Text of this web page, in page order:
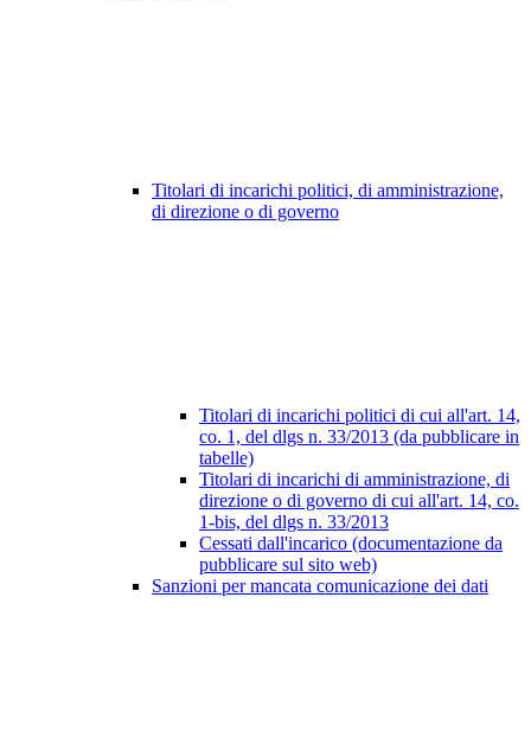
Titolari di incarichi politici, di amministrazione,
di direzione o di governo
Titolari di incarichi politici di cui all'art. 14,
co. 1, del dlgs n. 33/2013 (da pubblicare in
tabelle)
Titolari di incarichi di amministrazione, di
direzione o di governo di cui all'art. 14, co.
1-bis, del dlgs n. 33/2013
Cessati dall'incarico (documentazione da
pubblicare sul sito web)
Sanzioni per mancata comunicazione dei dati